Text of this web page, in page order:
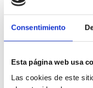
Consentimiento
Esta página web usa
Las cookies de este